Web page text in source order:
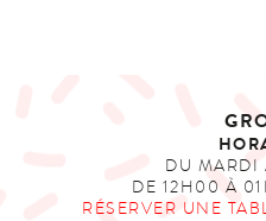
DU MARDI
DE 12H00 À
RÉSERVER UNE